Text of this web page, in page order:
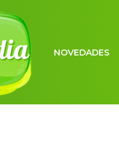
NOVEDADES